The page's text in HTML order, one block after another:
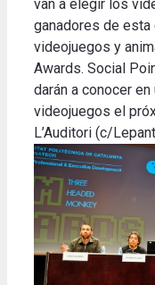
van a elegir los
ganadores de esta
videojuegos y
Awards. Social
darán a conocer
videojuegos el
L’Auditori (c/